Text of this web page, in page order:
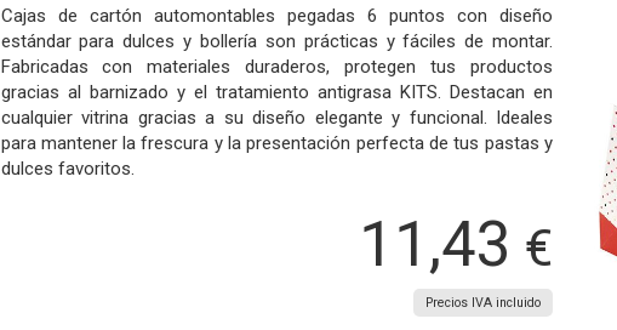
Cajas de cartón automontables pegadas 6 puntos con diseño
estándar para dulces y bollería son prácticas y fáciles de montar.
Fabricadas con materiales duraderos, protegen tus productos
gracias al barnizado y el tratamiento antigrasa KITS. Destacan en
cualquier vitrina gracias a su diseño elegante y funcional. Ideales
para mantener la frescura y la presentación perfecta de tus pastas y
dulces favoritos.
11,43 €
Precios IVA incluido